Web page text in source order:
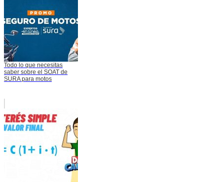
Todo lo que necesitas
saber sobre el SOAT de
SURA para motos